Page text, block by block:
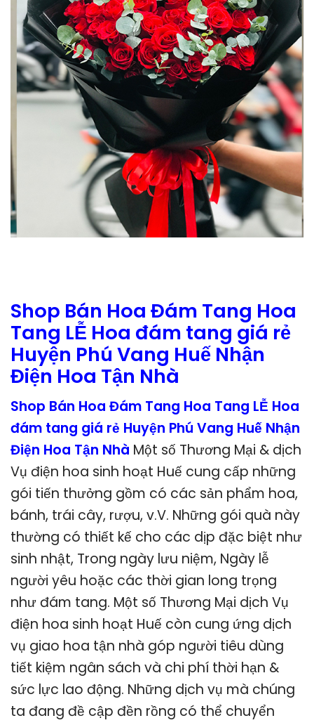
Shop Bán Hoa Đám Tang Hoa
Tang LỄ Hoa đám tang giá rẻ
Huyện Phú Vang Huế Nhận
Điện Hoa Tận Nhà
Shop Bán Hoa Đám Tang Hoa Tang LỄ Hoa
đám tang giá rẻ Huyện Phú Vang Huế Nhận
Điện Hoa Tận Nhà Một số Thương Mại & dịch
Vụ điện hoa sinh hoạt Huế cung cấp những
gói tiến thưởng gồm có các sản phẩm hoa,
bánh, trái cây, rượu, v.V. Những gói quà này
thường có thiết kế cho các dịp đặc biệt như
sinh nhật, Trong ngày lưu niệm, Ngày lễ
người yêu hoặc các thời gian long trọng
như đám tang. Một số Thương Mại dịch Vụ
điện hoa sinh hoạt Huế còn cung ứng dịch
vụ giao hoa tận nhà góp người tiêu dùng
tiết kiệm ngân sách và chi phí thời hạn &
sức lực lao động. Những dịch vụ mà chúng
ta đang đề cập đền rồng có thể chuyển